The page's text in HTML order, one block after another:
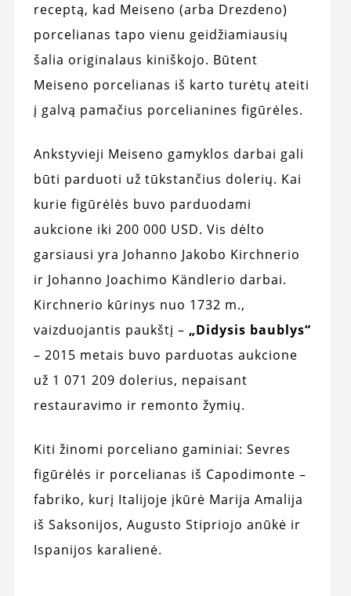
receptą, kad Meiseno (arba Drezdeno)
porcelianas tapo vienu geidžiamiausių
šalia originalaus kiniškojo. Būtent
Meiseno porcelianas iš karto turėtų ateiti
į galvą pamačius porcelianines figūrėles.
Ankstyvieji Meiseno gamyklos darbai gali
būti parduoti už tūkstančius dolerių. Kai
kurie figūrėlės buvo parduodami
aukcione iki 200 000 USD. Vis dėlto
garsiausi yra Johanno Jakobo Kirchnerio
ir Johanno Joachimo Kändlerio darbai.
Kirchnerio kūrinys nuo 1732 m.,
vaizduojantis paukštį – „Didysis baublys“
– 2015 metais buvo parduotas aukcione
už 1 071 209 dolerius, nepaisant
restauravimo ir remonto žymių.
Kiti žinomi porceliano gaminiai: Sevres
figūrėlės ir porcelianas iš Capodimonte –
fabriko, kurį Italijoje įkūrė Marija Amalija
iš Saksonijos, Augusto Stipriojo anūkė ir
Ispanijos karalienė.